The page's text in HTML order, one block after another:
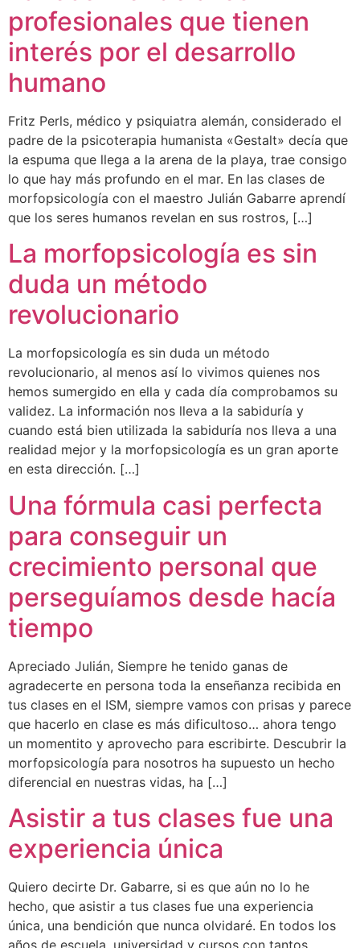
profesionales que tienen
interés por el desarrollo
humano
Fritz Perls, médico y psiquiatra alemán, considerado el
padre de la psicoterapia humanista «Gestalt» decía que
la espuma que llega a la arena de la playa, trae consigo
lo que hay más profundo en el mar. En las clases de
morfopsicología con el maestro Julián Gabarre aprendí
que los seres humanos revelan en sus rostros, […]
La morfopsicología es sin
duda un método
revolucionario
La morfopsicología es sin duda un método
revolucionario, al menos así lo vivimos quienes nos
hemos sumergido en ella y cada día comprobamos su
validez. La información nos lleva a la sabiduría y
cuando está bien utilizada la sabiduría nos lleva a una
realidad mejor y la morfopsicología es un gran aporte
en esta dirección. […]
Una fórmula casi perfecta
para conseguir un
crecimiento personal que
perseguíamos desde hacía
tiempo
Apreciado Julián, Siempre he tenido ganas de
agradecerte en persona toda la enseñanza recibida en
tus clases en el ISM, siempre vamos con prisas y parece
que hacerlo en clase es más dificultoso… ahora tengo
un momentito y aprovecho para escribirte. Descubrir la
morfopsicología para nosotros ha supuesto un hecho
diferencial en nuestras vidas, ha […]
Asistir a tus clases fue una
experiencia única
Quiero decirte Dr. Gabarre, si es que aún no lo he
hecho, que asistir a tus clases fue una experiencia
única, una bendición que nunca olvidaré. En todos los